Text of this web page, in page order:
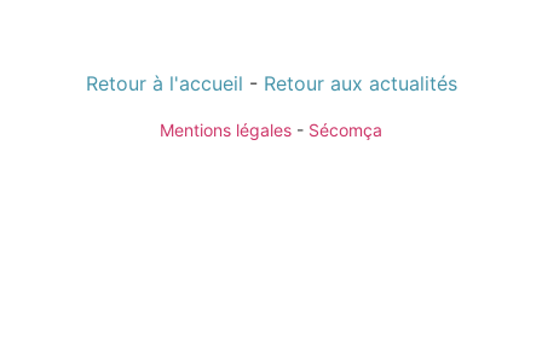
Retour à l'accueil - Retour aux actualités
Mentions légales - Sécomça